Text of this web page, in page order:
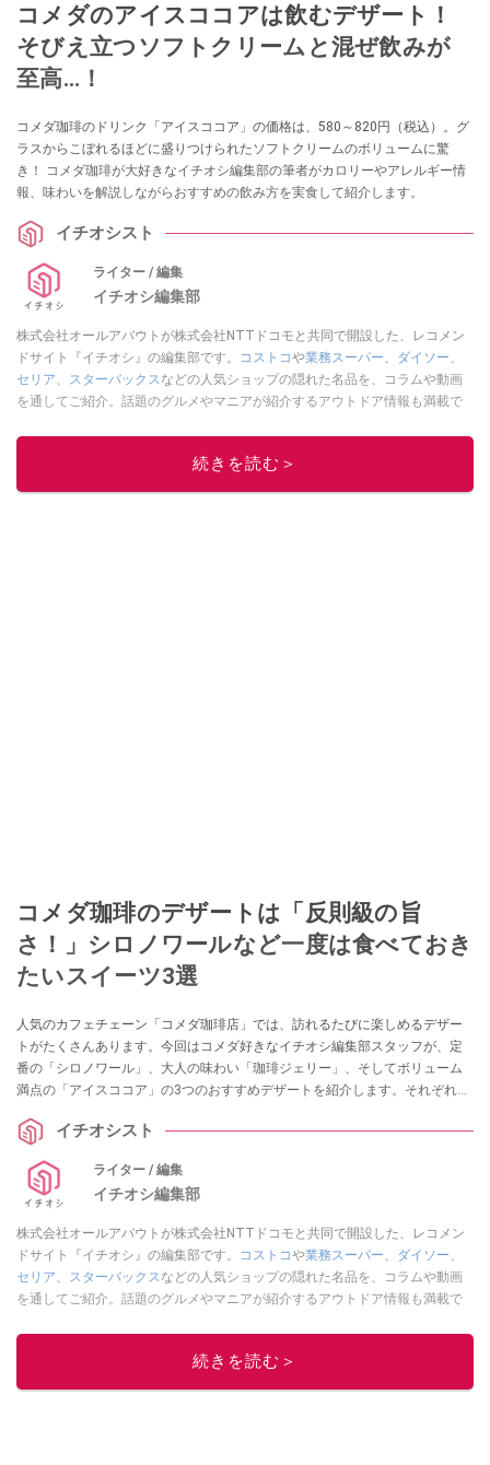
コメダのアイスココアは飲むデザート！
そびえ立つソフトクリームと混ぜ飲みが
至高…！
コメダ珈琲のドリンク「アイスココア」の価格は、580～820円（税込）。グ
ラスからこぼれるほどに盛りつけられたソフトクリームのボリュームに驚
き！ コメダ珈琲が大好きなイチオシ編集部の筆者がカロリーやアレルギー情
報、味わいを解説しながらおすすめの飲み方を実食して紹介します。
イチオシスト
ライター / 編集
イチオシ編集部
株式会社オールアバウトが株式会社NTTドコモと共同で開設した、レコメン
ドサイト『イチオシ』の編集部です。
コストコや業務スーパー、 ダイソー、
セリア、 スターバックスなどの人気ショップの隠れた名品を、コラムや動画
を通してご紹介。話題のグルメやマニアが紹介するアウトドア情報も満載で
レビューしています。毎日トレンド情報をお届けしているので、ぜひ
してください！続きを読む＞
コメダ珈琲のデザートは「反則級の旨
さ！」シロノワールなど一度は食べておき
たいスイーツ3選
人気のカフェチェーン「コメダ珈琲店」では、訪れるたびに楽しめるデザー
トがたくさんあります。今回はコメダ好きなイチオシ編集部スタッフが、定
番の「シロノワール」、大人の味わい「珈琲ジェリー」、そしてボリューム
満点の「アイスココア」の3つのおすすめデザートを紹介します。それぞれの
と楽しみたい方はぜひ参考にしてみてくださいね。
イチオシスト
ライター / 編集
イチオシ編集部
株式会社オールアバウトが株式会社NTTドコモと共同で開設した、レコメン
ドサイト『イチオシ』の編集部です。
コストコや業務スーパー、 ダイソー、
セリア、 スターバックスなどの人気ショップの隠れた名品を、コラムや動画
を通してご紹介。話題のグルメやマニアが紹介するアウトドア情報も満載で
レビューしています。毎日トレンド情報をお届けしているので、ぜひ
してください！続きを読む＞